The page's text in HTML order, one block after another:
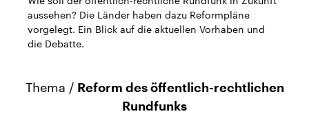
aktuelle Weltgeschehen.
Diese wird wie die
Libanon vom Iran
Sendungen
aussehen? Die Länder haben dazu Reformpläne
vorgelegt. Ein Blick auf die aktuellen Vorhaben und
die Debatte.
Thema / Reform des öffentlich-rechtlichen
Rundfunks